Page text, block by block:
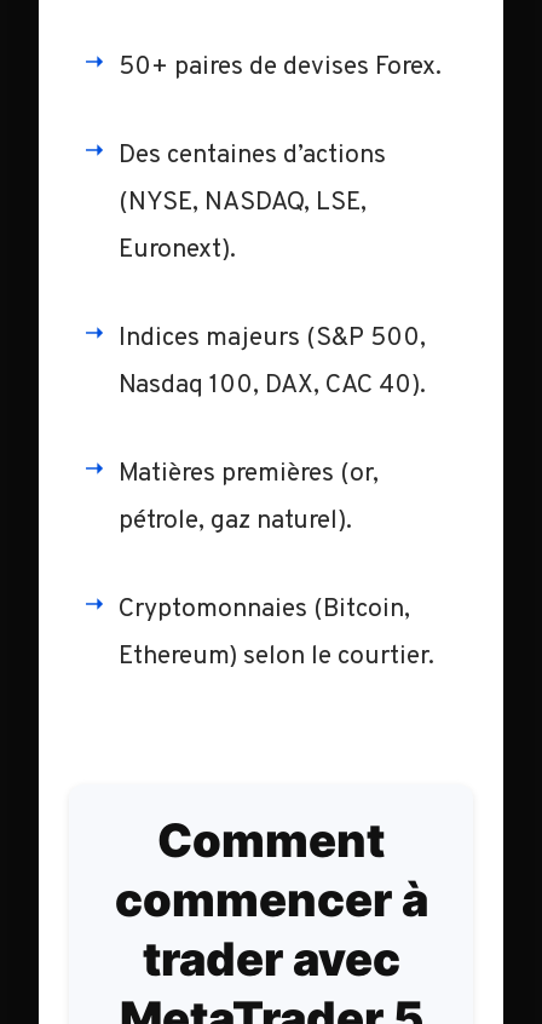
50+ paires de devises Forex.
Des centaines d’actions
(NYSE, NASDAQ, LSE,
Euronext).
Indices majeurs (S&P 500,
Nasdaq 100, DAX, CAC 40).
Matières premières (or,
pétrole, gaz naturel).
Cryptomonnaies (Bitcoin,
Ethereum) selon le courtier.
Comment
commencer à
trader avec